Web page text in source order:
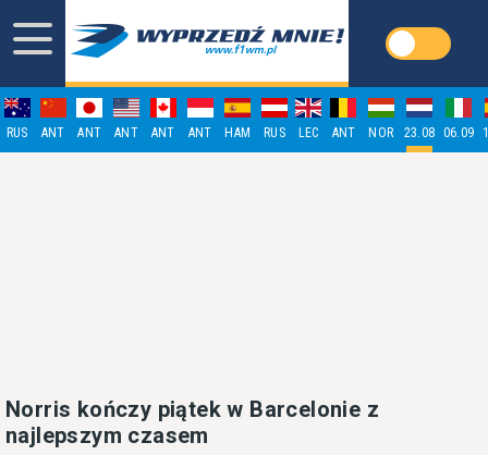
RUS ANT ANT ANT ANT ANT HAM RUS LEC ANT NOR 23.08 06.09
Norris kończy piątek w Barcelonie z
najlepszym czasem